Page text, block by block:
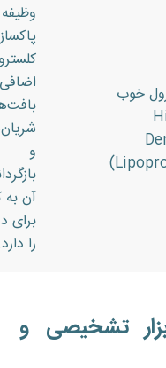
خوب
وظیفه
و
آن به
برای
را
تشخیصی و